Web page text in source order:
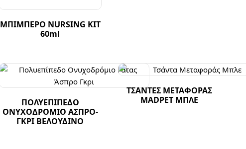
ΜΠΙΜΠΕΡΟ NURSING KIT
60ml
ΠΟΛΥΕΠΙΠΕΔΟ
ΟΝΥΧΟΔΡΟΜΙΟ ΑΣΠΡΟ-
ΓΚΡΙ ΒΕΛΟΥΔΙΝΟ
ΤΣΑΝΤΕΣ ΜΕΤΑΦΟΡΑΣ
MADPET ΜΠΛΕ